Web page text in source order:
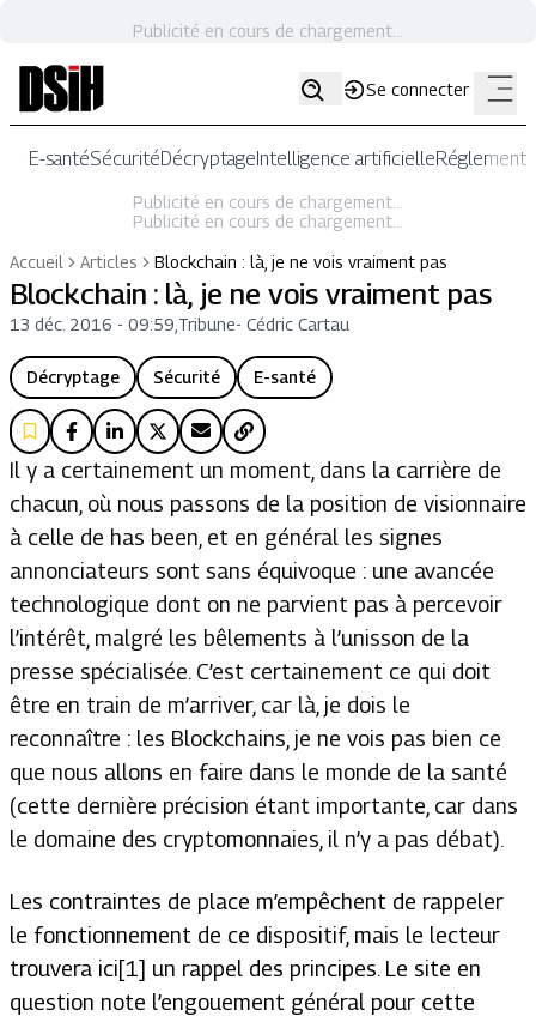
Publicité en cours de chargement...
Se connecter
E-santéSécuritéDécryptageIntelligence artificielle
Publicité en cours de chargement...
Publicité en cours de chargement...
Accueil
Articles Blockchain : là, je ne vois vraiment pas
Blockchain : là, je ne vois vraiment pas
13 déc. 2016 - 09:59 Tribune- Cédric Cartau
Décryptage Sécurité E-santé
Il y a certainement un moment, dans la carrière de
chacun, où nous passons de la position de visionnaire
à celle de has been, et en général les signes
annonciateurs sont sans équivoque : une avancée
technologique dont on ne parvient pas à percevoir
l’intérêt, malgré les bêlements à l’unisson de la
presse spécialisée. C’est certainement ce qui doit
être en train de m’arriver, car là, je dois le
reconnaître : les Blockchains, je ne vois pas bien ce
que nous allons en faire dans le monde de la santé
(cette dernière précision étant importante, car dans
le domaine des cryptomonnaies, il n’y a pas débat).
Les contraintes de place m’empêchent de rappeler
le fonctionnement de ce dispositif, mais le lecteur
trouvera ici[1] un rappel des principes. Le site en
question note l’engouement général pour cette